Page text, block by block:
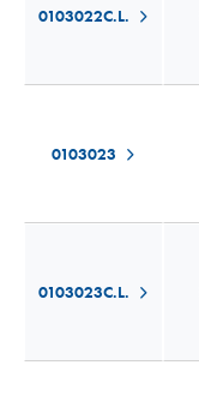
0103022C.L.
0103023
0103023C.L.